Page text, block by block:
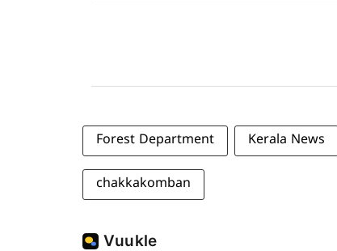
Forest Department Kerala News
chakkakomban